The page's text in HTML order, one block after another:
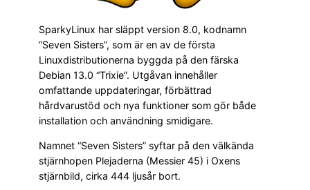
SparkyLinux har släppt version 8.0, kodnamn
“Seven Sisters”, som är en av de första
Linuxdistributionerna byggda på den färska
Debian 13.0 “Trixie”. Utgåvan innehåller
omfattande uppdateringar, förbättrad
hårdvarustöd och nya funktioner som gör både
installation och användning smidigare.
Namnet “Seven Sisters” syftar på den välkända
stjärnhopen Plejaderna (Messier 45) i Oxens
stjärnbild, cirka 444 ljusår bort.